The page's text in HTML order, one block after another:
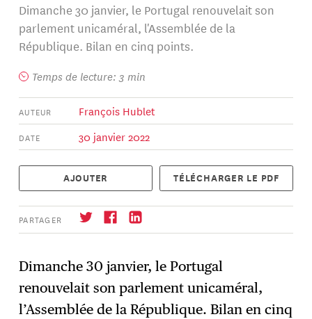
Dimanche 30 janvier, le Portugal renouvelait son
parlement unicaméral, l'Assemblée de la
République. Bilan en cinq points.
Temps de lecture: 3 min
AUTEUR François Hublet
DATE 30 janvier 2022
AJOUTER TÉLÉCHARGER LE PDF
PARTAGER
→ S'abonner
Dimanche 30 janvier, le Portugal
renouvelait son parlement unicaméral,
l’Assemblée de la République. Bilan en cinq